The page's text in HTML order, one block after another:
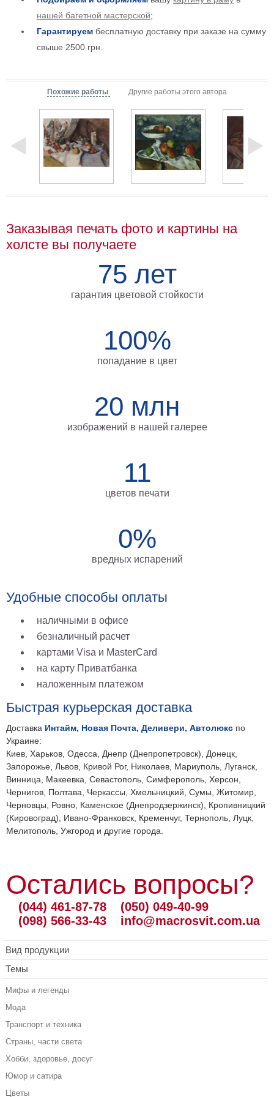
Мотивирующие
Услуги
для
картин
нашей багетной мастерской;
Гарантируем бесплатную доставку при заказе на сумму
свыше 2500 грн.
Похожие работы Другие работы этого автора
Заказывая печать фото и картины на
холсте вы получаете
75 лет
гарантия цветовой стойкости
100%
попадание в цвет
20 млн
изображений в нашей галерее
11
цветов печати
0%
вредных испарений
Удобные способы оплаты
наличными в офисе
безналичный расчет
картами Visa и MasterCard
на карту Приватбанка
наложенным платежом
Быстрая курьерская доставка
Доставка Интайм, Новая Почта, Деливери, Автолюкс по
Украине:
Киев, Харьков, Одесса, Днепр (Днепропетровск), Донецк,
Запорожье, Львов, Кривой Рог, Николаев, Мариуполь, Луганск,
Винница, Макеевка, Севастополь, Симферополь, Херсон,
Чернигов, Полтава, Черкассы, Хмельницкий, Сумы, Житомир,
Черновцы, Ровно, Каменское (Днепродзержинск), Кропивницкий
(Кировоград), Ивано-Франковск, Кременчуг, Тернополь, Луцк,
Мелитополь, Ужгород и другие города.
Остались вопросы?
(044) 461-87-78
(098) 566-33-43
(050) 049-40-99
info@macrosvit.com.ua
Вид продукции
Темы
Мифы и легенды
Мода
Транспорт и техника
Страны, части света
Хобби, здоровье, досуг
Юмор и сатира
Цветы